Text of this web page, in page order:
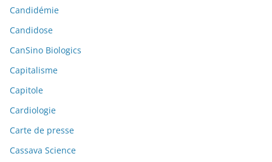
Candidémie
Candidose
CanSino Biologics
Capitalisme
Capitole
Cardiologie
Carte de presse
Cassava Science